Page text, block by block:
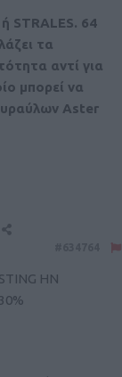
STRALES. 64
τα
αντί για
μπορεί να
Aster
HN